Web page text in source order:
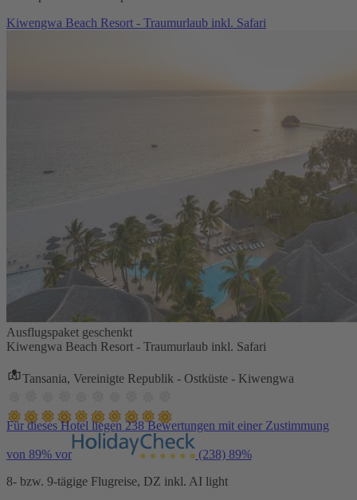
Kiwengwa Beach Resort - Traumurlaub inkl. Safari
Ausflugspaket geschenkt
Kiwengwa Beach Resort - Traumurlaub inkl. Safari
Tansania, Vereinigte Republik - Ostküste - Kiwengwa
Für dieses Hotel liegen 238 Bewertungen mit einer Zustimmung
von 89% vor (238) 89%
8- bzw. 9-tägige Flugreise, DZ inkl. AI light